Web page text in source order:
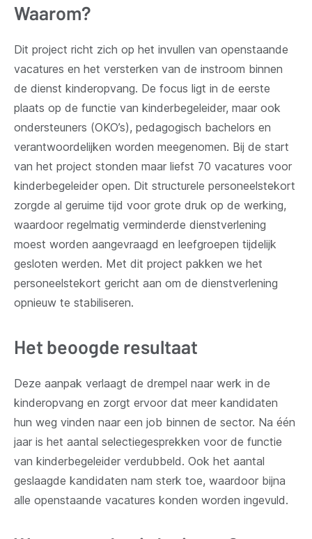
Waarom?
Dit project richt zich op het invullen van openstaande
vacatures en het versterken van de instroom binnen
de dienst kinderopvang. De focus ligt in de eerste
plaats op de functie van kinderbegeleider, maar ook
ondersteuners (OKO’s), pedagogisch bachelors en
verantwoordelijken worden meegenomen. Bij de start
van het project stonden maar liefst 70 vacatures voor
kinderbegeleider open. Dit structurele personeelstekort
zorgde al geruime tijd voor grote druk op de werking,
waardoor regelmatig verminderde dienstverlening
moest worden aangevraagd en leefgroepen tijdelijk
gesloten werden. Met dit project pakken we het
personeelstekort gericht aan om de dienstverlening
opnieuw te stabiliseren.
Het beoogde resultaat
Deze aanpak verlaagt de drempel naar werk in de
kinderopvang en zorgt ervoor dat meer kandidaten
hun weg vinden naar een job binnen de sector. Na één
jaar is het aantal selectiegesprekken voor de functie
van kinderbegeleider verdubbeld. Ook het aantal
geslaagde kandidaten nam sterk toe, waardoor bijna
alle openstaande vacatures konden worden ingevuld.